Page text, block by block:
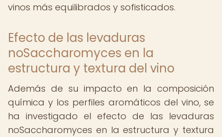
vinos más equilibrados y sofisticados.
Efecto de las levaduras
noSaccharomyces en la
estructura y textura del vino
Además de su impacto en la composición
química y los perfiles aromáticos del vino, se
ha investigado el efecto de las levaduras
noSaccharomyces en la estructura y textura